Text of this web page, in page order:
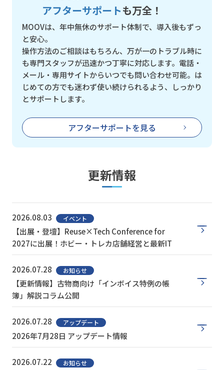
アフターサポートも万全！
MOOVは、年中無休のサポート体制で、導入後もずっ
と安心。
操作方法のご相談はもちろん、万が一のトラブル時に
も専門スタッフが迅速かつ丁寧に対応します。電話・
メール・専用サイトからいつでも問い合わせ可能。は
じめての方でも迷わず使い続けられるよう、しっかり
とサポートします。
アフターサポートを見る
更新情報
2026.08.03 イベント
【出展・登壇】Reuse×Tech Conference for
2027に出展！ホビー・トレカ店舗経営と最新IT
2026.07.28 お知らせ
【更新情報】古物商向け「インボイス特例の帳
簿」解説コラム公開
2026.07.28 アップデート
2026年7月28日 アップデート情報
2026.07.22 お知らせ